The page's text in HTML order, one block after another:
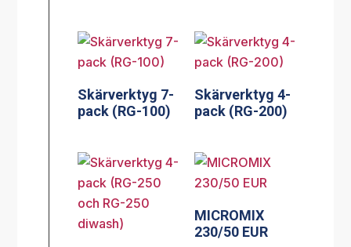
Skärverktyg 7-
pack (RG-100)
Skärverktyg 4-
pack (RG-200)
MICROMIX
230/50 EUR